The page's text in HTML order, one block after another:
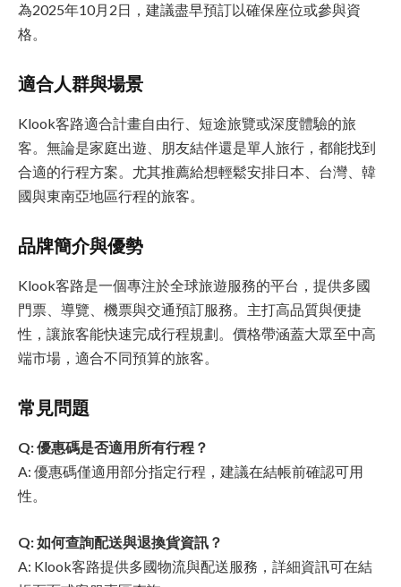
為2025年10月2日，建議盡早預訂以確保座位或參與資
格。
適合人群與場景
Klook客路適合計畫自由行、短途旅覽或深度體驗的旅
客。無論是家庭出遊、朋友結伴還是單人旅行，都能找到
合適的行程方案。尤其推薦給想輕鬆安排日本、台灣、韓
國與東南亞地區行程的旅客。
品牌簡介與優勢
Klook客路是一個專注於全球旅遊服務的平台，提供多國
門票、導覽、機票與交通預訂服務。主打高品質與便捷
性，讓旅客能快速完成行程規劃。價格帶涵蓋大眾至中高
端市場，適合不同預算的旅客。
常見問題
Q: 優惠碼是否適用所有行程？
A: 優惠碼僅適用部分指定行程，建議在結帳前確認可用
性。
Q: 如何查詢配送與退換貨資訊？
A: Klook客路提供多國物流與配送服務，詳細資訊可在結